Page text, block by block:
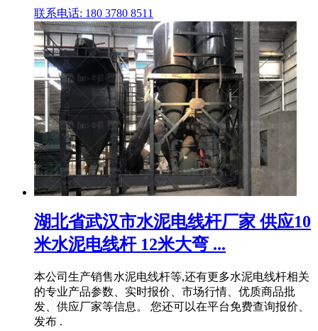
联系电话: 180 3780 8511
湖北省武汉市水泥电线杆厂家 供应10
米水泥电线杆 12米大弯 ...
本公司生产销售水泥电线杆等,还有更多水泥电线杆相关
的专业产品参数、实时报价、市场行情、优质商品批
发、供应厂家等信息。 您还可以在平台免费查询报价、
发布 .